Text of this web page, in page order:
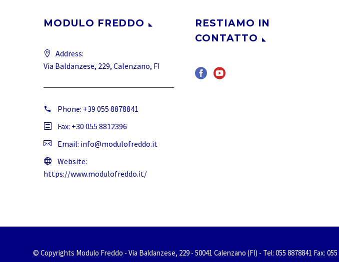
MODULO FREDDO
Address:
Via Baldanzese, 229, Calenzano, FI
Phone: +39 055 8878841
Fax: +30 055 8812396
Email: info@modulofreddo.it
Website:
https://www.modulofreddo.it/
RESTIAMO IN
CONTATTO
© Copyrights Modulo Freddo - Via Baldanzese, 229 - 50041 Calenzano (FI) - Tel: 055 8878841 Fax: